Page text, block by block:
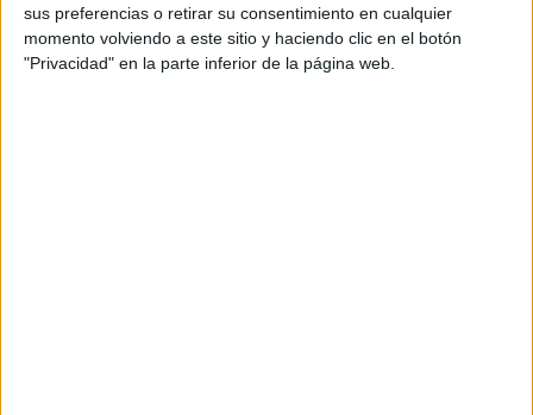
sus preferencias o retirar su consentimiento en cualquier
momento volviendo a este sitio y haciendo clic en el botón
"Privacidad" en la parte inferior de la página web.